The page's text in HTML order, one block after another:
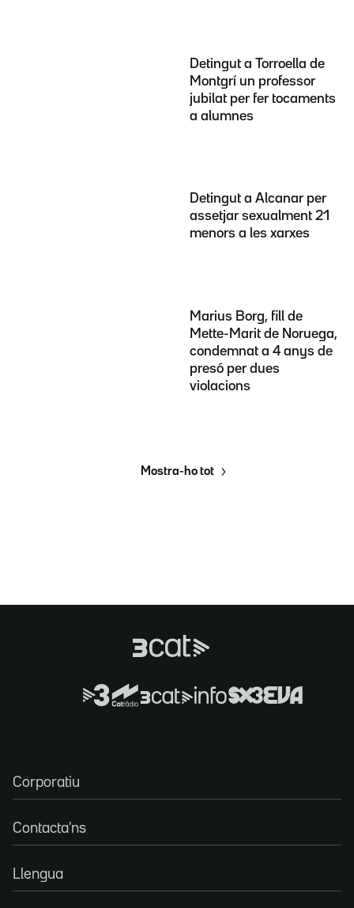
Detingut a Torroella de
Montgrí un professor
jubilat per fer tocaments
a alumnes
Detingut a Alcanar per
assetjar sexualment 21
menors a les xarxes
Marius Borg, fill de
Mette-Marit de Noruega,
condemnat a 4 anys de
presó per dues
violacions
Mostra-ho tot
Corporatiu
Contacta'ns
Llengua